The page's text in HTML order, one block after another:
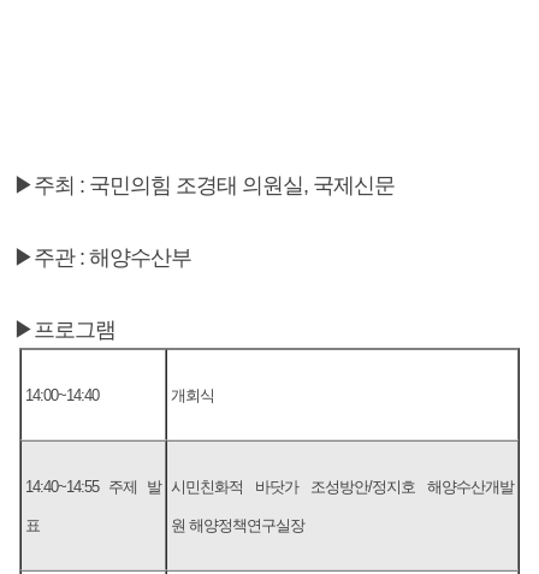
▶주최 : 국민의힘 조경태 의원실, 국제신문
▶주관 : 해양수산부
▶프로그램
14:00~14:40 개회식
14:40~14:55 주제 발
표
시민친화적 바닷가 조성방안/정지호 해양수산개발
원 해양정책연구실장